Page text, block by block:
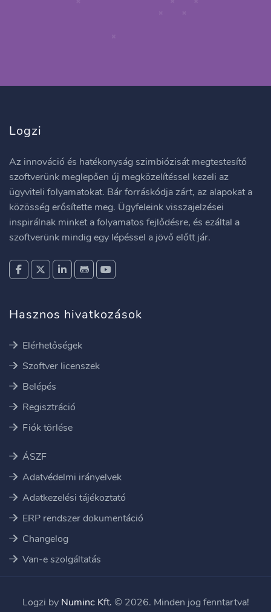
Logzi
Az innováció és hatékonyság szimbiózisát megtestesítő
szoftverünk meglepően új megközelítéssel kezeli az
ügyviteli folyamatokat. Bár forráskódja zárt, az alapokat a
közösség erősítette meg. Ügyfeleink visszajelzései
inspirálnak minket a folyamatos fejlődésre, és ezáltal a
szoftverünk mindig egy lépéssel a jövő előtt jár.
Hasznos hivatkozások
Elérhetőségek
Szoftver licenszek
Belépés
Regisztráció
Fiók törlése
ÁSZF
Adatvédelmi irányelvek
Adatkezelési tájékoztató
ERP rendszer dokumentáció
Changelog
Van-e szolgáltatás
Logzi by Numinc Kft. © 2026. Minden jog fenntartva!